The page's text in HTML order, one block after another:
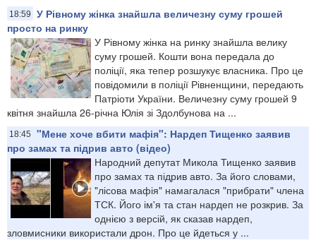
18:59
У Рівному жінка знайшла величезну суму грошей
просто на ринку
У Рівному жінка на ринку знайшла велику
суму грошей. Кошти вона передала до
поліції, яка тепер розшукує власника. Про це
повідомили в поліції Рівненщини, передають
Патріоти України. Величезну суму грошей 9
квітня знайшла 26-річна Юлія зі Здолбунова на ...
18:45
"Мене хоче вбити мафія": Нардеп Тищенко заявив
про замах та підрив авто (відео)
Народний депутат Микола Тищенко заявив
про замах та підрив авто. За його словами,
"лісова мафія" намагалася "прибрати" члена
ТСК. Його ім'я та стан нардеп не розкрив. За
однією з версій, як сказав нардеп,
зловмисники використали дрон. Про це йдеться у ...